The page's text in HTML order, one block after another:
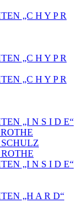
„C H Y P R
„C H Y P R
„C H Y P R
„I N S I D E“
„I N S I D E“
„H A R D“